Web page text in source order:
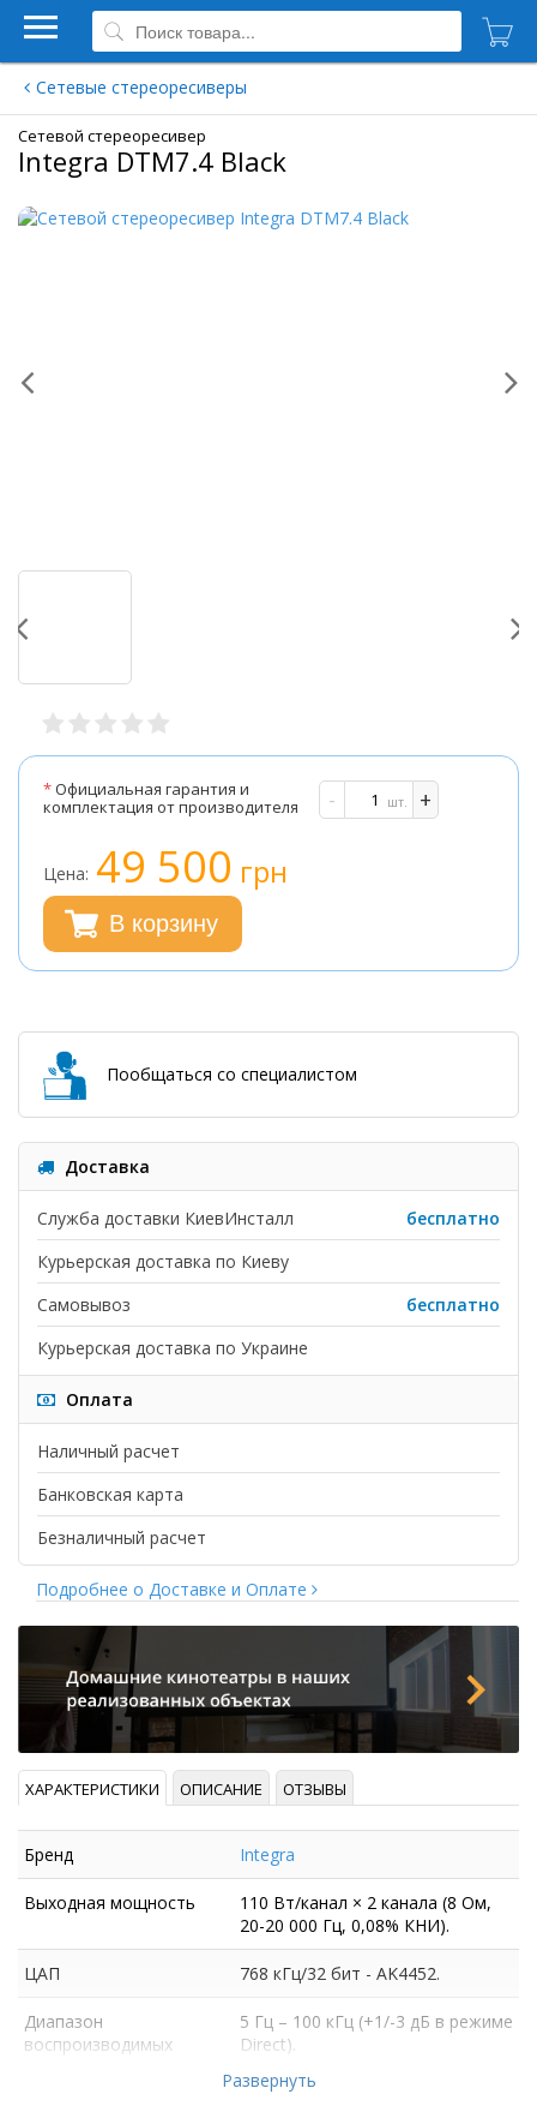
Сетевые стереоресиверы
Сетевой стереоресивер
Integra DTM7.4 Black
*Официальная гарантия и
комплектация от производителя
- +
шт.
Цена: 49 500 грн
В корзину
Пообщаться со специалистом
Доставка
Служба доставки КиевИнсталл
бесплатно
Курьерская доставка по Киеву
Самовывоз
бесплатно
Курьерская доставка по Украине
Оплата
Наличный расчет
Банковская карта
Безналичный расчет
Подробнее о Доставке и Оплате
ХАРАКТЕРИСТИКИ ОПИСАНИЕ ОТЗЫВЫ
Бренд Integra
Выходная мощность
110 Вт/канал × 2 канала (8 Ом,
20-20 000 Гц, 0,08% КНИ).
ЦАП 768 кГц/32 бит - AK4452.
Диапазон
воспроизводимых
5 Гц – 100 кГц (+1/-3 дБ в режиме
Direct).
Развернуть